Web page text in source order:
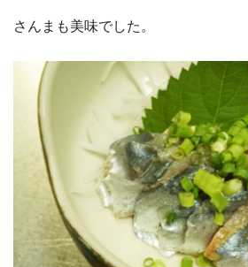
さんまも美味でした。